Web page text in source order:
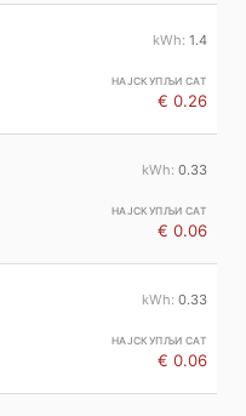
1.4
€ 0.26
0.33
€ 0.06
0.33
€ 0.06